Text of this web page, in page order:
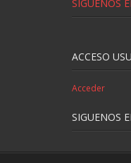
SIGUENOS
ACCESO
Acceder
SIGUENOS